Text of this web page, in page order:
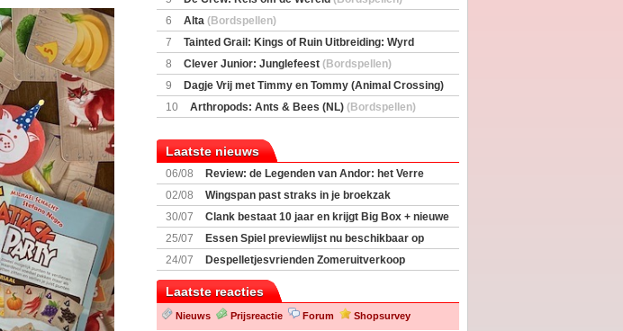
6
Alta (Bordspellen)
7
Tainted Grail: Kings of Ruin Uitbreiding: Wyrd
Encounters(Bordspellen)
8 Clever Junior: Junglefeest (Bordspellen)
9
Dagje Vrij met Timmy en Tommy (Animal Crossing)
(77059)(Ideas)
10 Arthropods: Ants & Bees (NL) (Bordspellen)
Laatste nieuws
06/08
Review: de Legenden van Andor: het Verre
Land
02/08
Wingspan past straks in je broekzak
30/07
Clank bestaat 10 jaar en krijgt Big Box + nieuwe
uitbreiding
25/07
Essen Spiel previewlijst nu beschikbaar op
Boardgamegeek
24/07
Despelletjesvrienden Zomeruitverkoop
Laatste reacties
Nieuws Prijsreactie Forum Shopsurvey